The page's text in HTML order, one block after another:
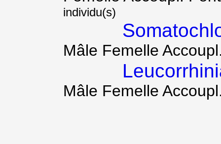
individu(s)
Mâle Femelle
Mâle Femelle